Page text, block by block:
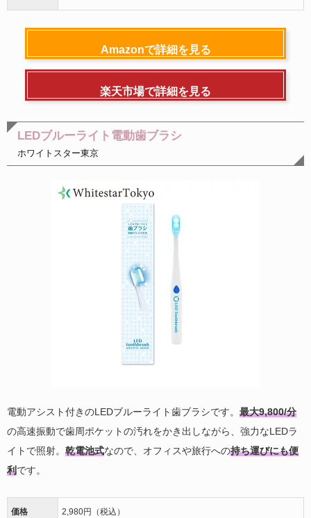
Amazonで詳細を見る
楽天市場で詳細を見る
LEDブルーライト電動歯ブラシ
ホワイトスター東京
電動アシスト付きのLEDブルーライト歯ブラシです。 最大9,800/分
の高速振動で歯周ポケットの汚れをかき出しながら、強力なLEDラ
イトで照射。 乾電池式なので、オフィスや旅行への持ち運びにも便
利です。
価格 2,980円（税込）